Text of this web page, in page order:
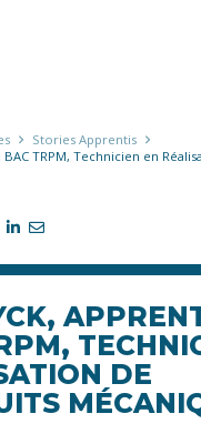
Stories Apprentis
TRPM, Technicien en
DE